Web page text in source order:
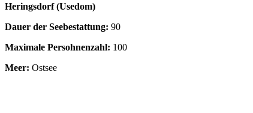
Heringsdorf (Usedom)
Dauer der Seebestattung: 90
Maximale Persohnenzahl: 100
Meer: Ostsee